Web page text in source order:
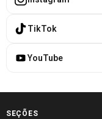
TikTok
YouTube
SEÇÕES